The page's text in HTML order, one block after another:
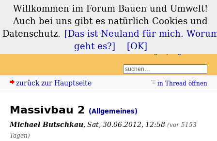
Forum Bauen und
Umwelt
zurück zur Hauptseite in Thread öffnen
Massivbau 2 (Allgemeines)
Michael Butschkau,Sat, 30.06.2012, 12:58 (vor 5153
Tagen)
Willkommen im Forum Bauen und Umwelt!
Auch bei uns gibt es natürlich Cookies und
Datenschutz. [Das ist Neuland für mich.
geht es?]
[OK]